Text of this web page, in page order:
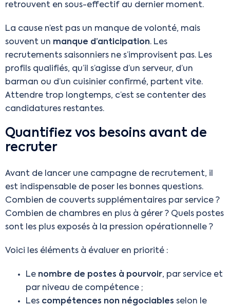
retrouvent en sous-effectif au dernier moment.
La cause n’est pas un manque de volonté, mais
souvent un manque d’anticipation. Les
recrutements saisonniers ne s’improvisent pas. Les
profils qualifiés, qu’il s’agisse d’un serveur, d’un
barman ou d’un cuisinier confirmé, partent vite.
Attendre trop longtemps, c’est se contenter des
candidatures restantes.
Quantifiez vos besoins avant de
recruter
Avant de lancer une campagne de recrutement, il
est indispensable de poser les bonnes questions.
Combien de couverts supplémentaires par service ?
Combien de chambres en plus à gérer ? Quels postes
sont les plus exposés à la pression opérationnelle ?
Voici les éléments à évaluer en priorité :
Le nombre de postes à pourvoir, par service et
par niveau de compétence ;
Les compétences non négociables selon le